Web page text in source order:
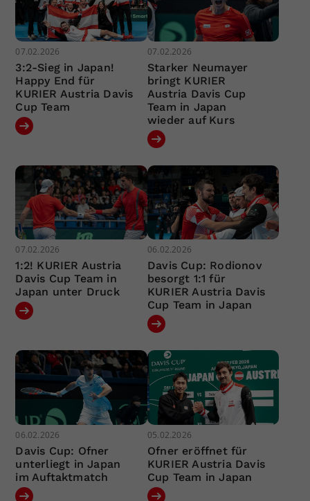
07.02.2026
3:2-Sieg in Japan!
Happy End für
KURIER Austria Davis
Cup Team
07.02.2026
Starker Neumayer
bringt KURIER
Austria Davis Cup
Team in Japan
wieder auf Kurs
07.02.2026
1:2! KURIER Austria
Davis Cup Team in
Japan unter Druck
06.02.2026
Davis Cup: Rodionov
besorgt 1:1 für
KURIER Austria Davis
Cup Team in Japan
06.02.2026
Davis Cup: Ofner
unterliegt in Japan
im Auftaktmatch
05.02.2026
Ofner eröffnet für
KURIER Austria Davis
Cup Team in Japan